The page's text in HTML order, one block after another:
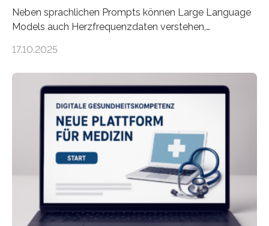
Neben sprachlichen Prompts können Large Language
Models auch Herzfrequenzdaten verstehen,
haben Dr. Morris Gellisch, ehemals an der Ruhr-
und Boris Burr von der Ruhr-Universität Bochum in
dafür eine technische Schnittstelle, über die
physiologische Daten in Echtzeit an das Sprachmodell
übermittelt werden können. Die Künstliche Intelligenz
kann dadurch auch die Sprache des Körpers
einbeziehen, auf die Menschen keinen bewussten
Einfluss nehmen. Das eröffnet…
17.10.2025